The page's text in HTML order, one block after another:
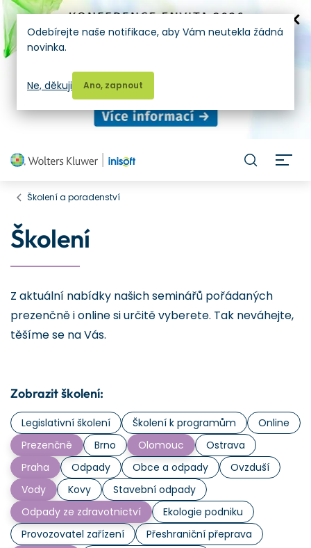
Školení a poradenství
Školení
Z aktuální nabídky našich seminářů pořádaných
prezenčně i online si určitě vyberete. Tak neváhejte,
těšíme se na Vás.
Zobrazit školení:
Legislativní školení Školení k programům
Online
Prezenčně
Brno Olomouc
Ostrava
Praha
Odpady Obce a odpady
Ovzduší
Vody
Kovy
Stavební odpady
Odpady ze zdravotnictví
Ekologie podniku
Provozovatel zařízení
Přeshraniční přeprava
Odebírejte naše notifikace, aby Vám neutekla žádná
novinka.
Ano, zapnout
Ne, děkuji